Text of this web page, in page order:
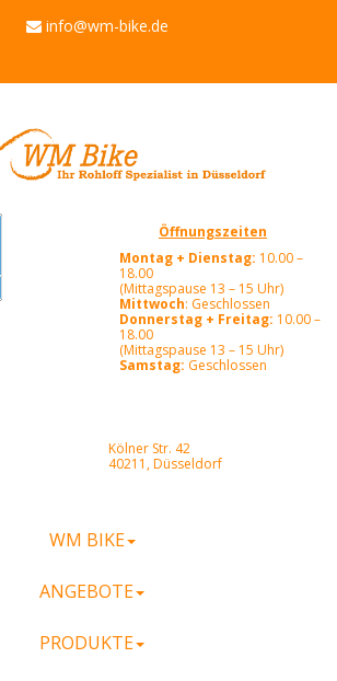
info@wm-bike.de
Öffnungszeiten
Montag + Dienstag: 10.00 –
18.00
(Mittagspause 13 – 15 Uhr)
Mittwoch: Geschlossen
Donnerstag + Freitag: 10.00 –
18.00
(Mittagspause 13 – 15 Uhr)
Samstag: Geschlossen
Kölner Str. 42
40211, Düsseldorf
WM BIKE
ANGEBOTE
PRODUKTE